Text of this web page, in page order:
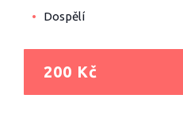
Dospělí
200 Kč